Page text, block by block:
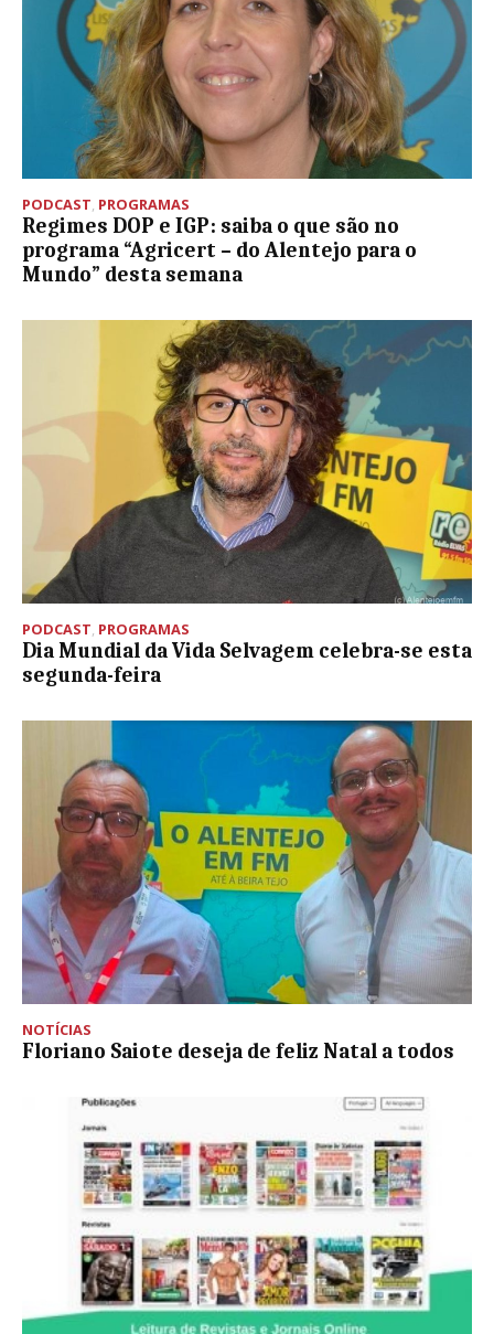
PODCAST PROGRAMAS
Regimes DOP e IGP: saiba o que são no
programa “Agricert – do Alentejo para o
Mundo” desta semana
PODCAST PROGRAMAS
Dia Mundial da Vida Selvagem celebra-se esta
segunda-feira
NOTÍCIAS
Floriano Saiote deseja de feliz Natal a todos